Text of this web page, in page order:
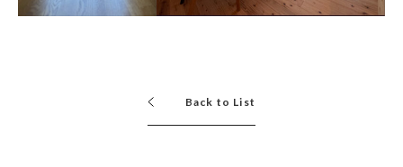
Back to List